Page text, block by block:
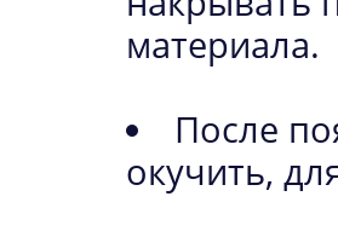
материала.
После
окучить,